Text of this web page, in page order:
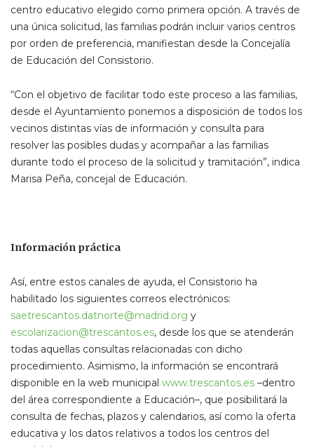
centro educativo elegido como primera opción. A través de
una única solicitud, las familias podrán incluir varios centros
por orden de preferencia, manifiestan desde la Concejalía
de Educación del Consistorio.
“Con el objetivo de facilitar todo este proceso a las familias,
desde el Ayuntamiento ponemos a disposición de todos los
vecinos distintas vías de información y consulta para
resolver las posibles dudas y acompañar a las familias
durante todo el proceso de la solicitud y tramitación”, indica
Marisa Peña, concejal de Educación.
Información práctica
Así, entre estos canales de ayuda, el Consistorio ha
habilitado los siguientes correos electrónicos:
saetrescantos.datnorte@madrid.org y
escolarizacion@trescantos.es, desde los que se atenderán
todas aquellas consultas relacionadas con dicho
procedimiento. Asimismo, la información se encontrará
disponible en la web municipal www.trescantos.es –dentro
del área correspondiente a Educación–, que posibilitará la
consulta de fechas, plazos y calendarios, así como la oferta
educativa y los datos relativos a todos los centros del